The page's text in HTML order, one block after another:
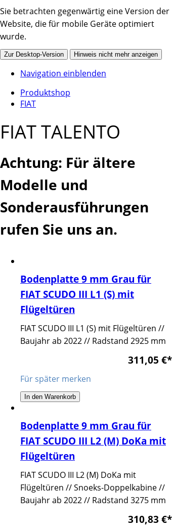
Sie betrachten gegenwärtig eine Version der
Website, die für mobile Geräte optimiert
wurde.
Zur Desktop-Version Hinweis nicht mehr anzeigen
Navigation einblenden
Produktshop
FIAT
FIAT TALENTO
Achtung: Für ältere
Modelle und
Sonderausführungen
rufen Sie uns an.
Bodenplatte 9 mm Grau für
FIAT SCUDO III L1 (S) mit
Flügeltüren
FIAT SCUDO III L1 (S) mit Flügeltüren //
Baujahr ab 2022 // Radstand 2925 mm
311,05 €*
Für später merken
In den Warenkorb
Bodenplatte 9 mm Grau für
FIAT SCUDO III L2 (M) DoKa mit
Flügeltüren
FIAT SCUDO III L2 (M) DoKa mit
Flügeltüren // Snoeks-Doppelkabine //
Baujahr ab 2022 // Radstand 3275 mm
310,83 €*